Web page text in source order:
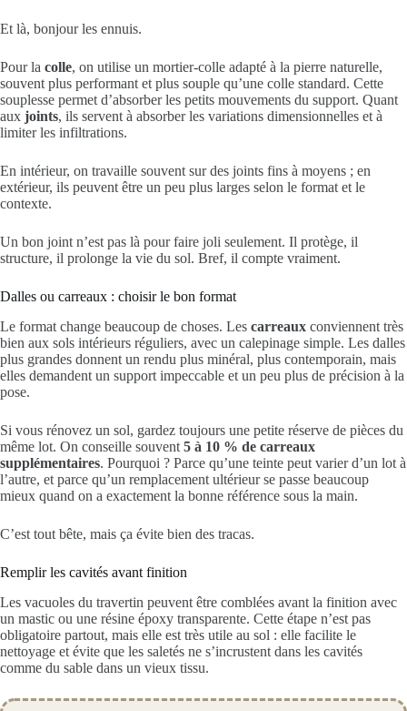
Et là, bonjour les ennuis.
Pour la colle, on utilise un mortier-colle adapté à la pierre naturelle,
souvent plus performant et plus souple qu’une colle standard. Cette
souplesse permet d’absorber les petits mouvements du support. Quant
aux joints, ils servent à absorber les variations dimensionnelles et à
limiter les infiltrations.
En intérieur, on travaille souvent sur des joints fins à moyens ; en
extérieur, ils peuvent être un peu plus larges selon le format et le
contexte.
Un bon joint n’est pas là pour faire joli seulement. Il protège, il
structure, il prolonge la vie du sol. Bref, il compte vraiment.
Dalles ou carreaux : choisir le bon format
Le format change beaucoup de choses. Les carreaux conviennent très
bien aux sols intérieurs réguliers, avec un calepinage simple. Les dalles
plus grandes donnent un rendu plus minéral, plus contemporain, mais
elles demandent un support impeccable et un peu plus de précision à la
pose.
Si vous rénovez un sol, gardez toujours une petite réserve de pièces du
même lot. On conseille souvent 5 à 10 % de carreaux
supplémentaires. Pourquoi ? Parce qu’une teinte peut varier d’un lot à
l’autre, et parce qu’un remplacement ultérieur se passe beaucoup
mieux quand on a exactement la bonne référence sous la main.
C’est tout bête, mais ça évite bien des tracas.
Remplir les cavités avant finition
Les vacuoles du travertin peuvent être comblées avant la finition avec
un mastic ou une résine époxy transparente. Cette étape n’est pas
obligatoire partout, mais elle est très utile au sol : elle facilite le
nettoyage et évite que les saletés ne s’incrustent dans les cavités
comme du sable dans un vieux tissu.